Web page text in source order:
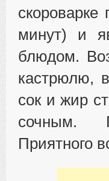
скороварке
минут) и
блюдом.
кастрюлю,
сок и жир
сочным.
Приятного